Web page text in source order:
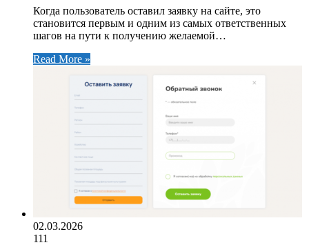
Когда пользователь оставил заявку на сайте, это
становится первым и одним из самых ответственных
шагов на пути к получению желаемой…
Read More »
02.03.2026
111